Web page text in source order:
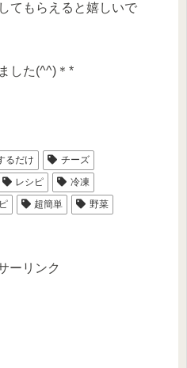
てもらえると嬉しいで
した(^^)＊*
るだけ
チーズ
レシピ
冷凍
超簡単
野菜
ーリンク